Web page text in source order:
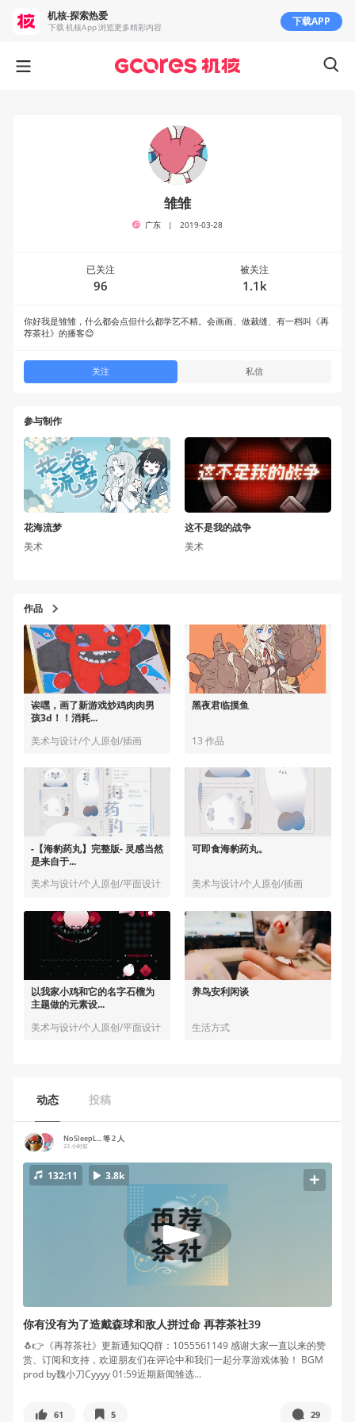
参与制作
花海流梦
美术
这不是我的战争
美术
作品
诶嘿，画了新游戏炒鸡肉肉男
孩3d！！消耗...
美术与设计/个人原创/插画
黑夜君临摸鱼
13 作品
-【海豹药丸】完整版- 灵感当然
是来自于...
美术与设计/个人原创/平面设计
可即食海豹药丸。
美术与设计/个人原创/插画
以我家小鸡和它的名字石榴为
主题做的元素设...
美术与设计/个人原创/平面设计
养鸟安利闲谈
生活方式
动态 投稿
NoSleepL... 等 2 人
23 小时前
132:11 3.8k
你有没有为了造戴森球和敌人拼过命 再荐茶社39
🐧👉《再荐茶社》更新通知QQ群：1055561149 感谢大家一直以来的赞
赏、订阅和支持，欢迎朋友们在评论中和我们一起分享游戏体验！ BGM
prod by魏小刀Cyyyy 01:59近期新闻雏选...
61 5 29
雏雏
广东 | 2019-03-28
已关注
96
被关注
1.1k
你好我是雏雏，什么都会点但什么都学艺不精。会画画、做裁缝、有一档叫《再
荐茶社》的播客😊
关注 私信
机核-探索热爱
下载 机核App 浏览更多精彩内容 下载APP